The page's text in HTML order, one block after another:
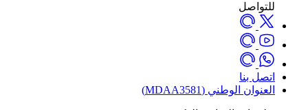
للتواصل
اتصل بنا
العنوان الوطني (MDAA3581)